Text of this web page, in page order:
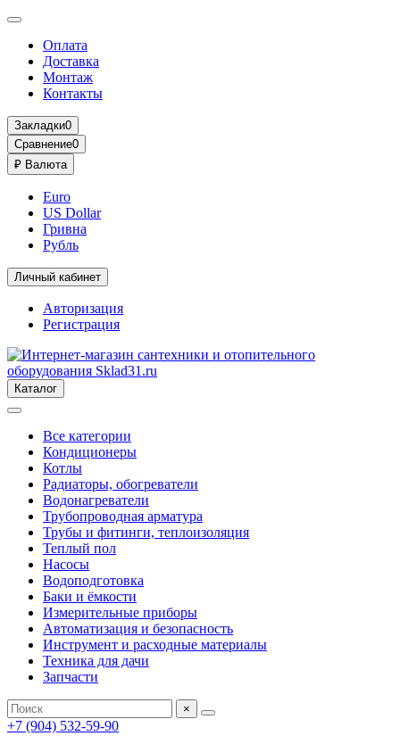
Оплата
Доставка
Монтаж
Контакты
Закладки0
Сравнение0
₽ Валюта
Euro
US Dollar
Гривна
Рубль
Личный кабинет
Авторизация
Регистрация
Каталог
Все категории
Кондиционеры
Котлы
Радиаторы, обогреватели
Водонагреватели
Трубопроводная арматура
Трубы и фитинги, теплоизоляция
Теплый пол
Насосы
Водоподготовка
Баки и ёмкости
Измерительные приборы
Автоматизация и безопасность
Инструмент и расходные материалы
Техника для дачи
Запчасти
×
+7 (904) 532-59-90